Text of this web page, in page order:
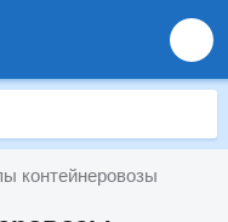
контейнеровозы